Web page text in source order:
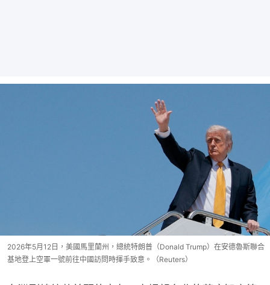
2026年5月12日，美國馬里蘭州，總統特朗普（Donald Trump）在安德魯斯聯合
基地登上空軍一號前往中國訪問時揮手致意。（Reuters）